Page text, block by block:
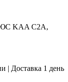
KAA C2A,
| Доставка 1 день